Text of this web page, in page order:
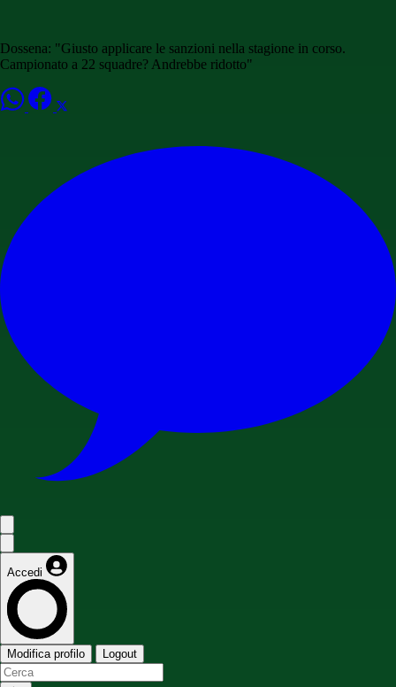
Dossena: "Giusto applicare le sanzioni nella stagione in corso.
Campionato a 22 squadre? Andrebbe ridotto"
Accedi
Modifica profilo Logout